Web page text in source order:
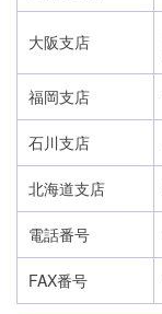
大阪支店
福岡支店
石川支店
北海道支店
電話番号
FAX番号